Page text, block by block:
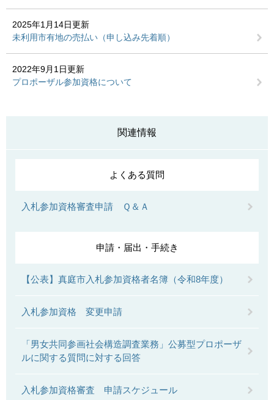
2025年1月14日更新
未利用市有地の売払い（申し込み先着順）
2022年9月1日更新
プロポーザル参加資格について
関連情報
よくある質問
入札参加資格審査申請 Ｑ＆Ａ
申請・届出・手続き
【公表】真庭市入札参加資格者名簿（令和8年度）
入札参加資格 変更申請
「男女共同参画社会構造調査業務」公募型プロポーザ
ルに関する質問に対する回答
入札参加資格審査 申請スケジュール